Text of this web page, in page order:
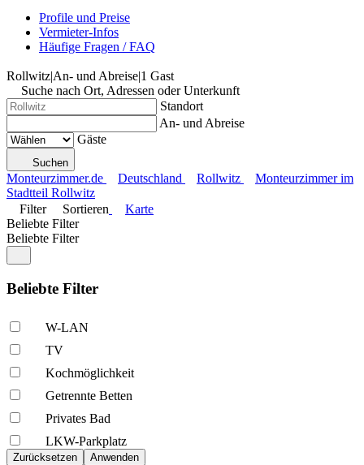
Profile und Preise
Vermieter-Infos
Häufige Fragen / FAQ
Rollwitz|An- und Abreise|1 Gast
Suche nach Ort, Adressen oder Unterkunft
Standort
An- und Abreise
Gäste
Suchen
Monteurzimmer.de Deutschland Rollwitz
Monteurzimmer im
Stadtteil Rollwitz
Filter
Sortieren
Karte
Beliebte Filter
Beliebte Filter
Beliebte Filter
W-LAN
TV
Kochmöglich­keit
Getrennte Betten
Privates Bad
LKW-Parkplatz